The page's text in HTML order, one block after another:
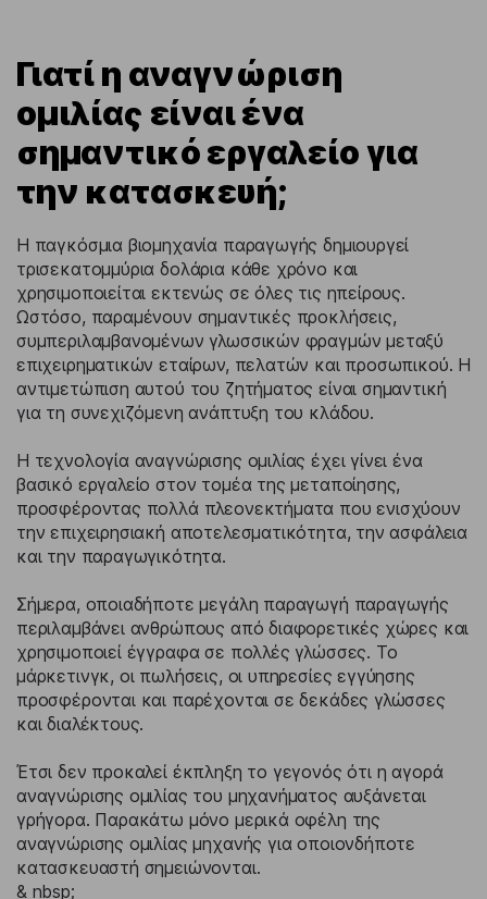
Γιατί η αναγνώριση
ομιλίας είναι ένα
σημαντικό εργαλείο για
την κατασκευή;
Η παγκόσμια βιομηχανία παραγωγής δημιουργεί
τρισεκατομμύρια δολάρια κάθε χρόνο και
χρησιμοποιείται εκτενώς σε όλες τις ηπείρους.
Ωστόσο, παραμένουν σημαντικές προκλήσεις,
συμπεριλαμβανομένων γλωσσικών φραγμών μεταξύ
επιχειρηματικών εταίρων, πελατών και προσωπικού. Η
αντιμετώπιση αυτού του ζητήματος είναι σημαντική
για τη συνεχιζόμενη ανάπτυξη του κλάδου.
Η τεχνολογία αναγνώρισης ομιλίας έχει γίνει ένα
βασικό εργαλείο στον τομέα της μεταποίησης,
προσφέροντας πολλά πλεονεκτήματα που ενισχύουν
την επιχειρησιακή αποτελεσματικότητα, την ασφάλεια
και την παραγωγικότητα.
Σήμερα, οποιαδήποτε μεγάλη παραγωγή παραγωγής
περιλαμβάνει ανθρώπους από διαφορετικές χώρες και
χρησιμοποιεί έγγραφα σε πολλές γλώσσες. Το
μάρκετινγκ, οι πωλήσεις, οι υπηρεσίες εγγύησης
προσφέρονται και παρέχονται σε δεκάδες γλώσσες
και διαλέκτους.
Έτσι δεν προκαλεί έκπληξη το γεγονός ότι η αγορά
αναγνώρισης ομιλίας του μηχανήματος αυξάνεται
γρήγορα. Παρακάτω μόνο μερικά οφέλη της
αναγνώρισης ομιλίας μηχανής για οποιονδήποτε
κατασκευαστή σημειώνονται.
& nbsp;